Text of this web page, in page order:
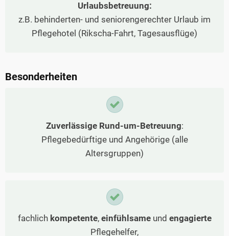
Urlaubsbetreuung:
z.B. behinderten- und seniorengerechter Urlaub im
Pflegehotel (Rikscha-Fahrt, Tagesausflüge)
Besonderheiten
Zuverlässige Rund-um-Betreuung:
Pflegebedürftige und Angehörige (alle
Altersgruppen)
fachlich kompetente, einfühlsameund engagierte
Pflegehelfer,